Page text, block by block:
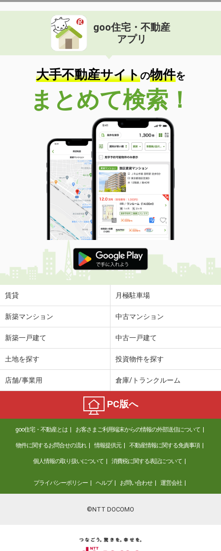
goo住宅・不動産
アプリ
大手不動産サイトの物件を
まとめて検索！
賃貸 月極駐車場
新築マンション 中古マンション
新築一戸建て 中古一戸建て
土地を探す 投資物件を探す
店舗/事業用 倉庫/トランクルーム
PC版へ
goo住宅・不動産とは お客さまご利用端末からの情報の外部送信について
物件に関するお問合せの流れ 情報提供元 不動産情報に関する免責事項
個人情報の取り扱いについて 消費税に関する表記について
プライバシーポリシー ヘルプ お問い合わせ 運営会社
©NTT DOCOMO